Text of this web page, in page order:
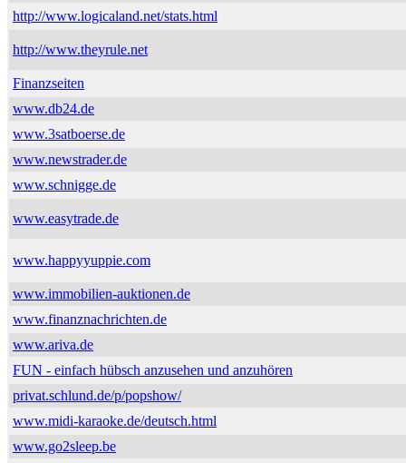
http://www.logicaland.net/stats.html
http://www.theyrule.net
Finanzseiten
www.db24.de
www.3satboerse.de
www.newstrader.de
www.schnigge.de
www.easytrade.de
www.happyyuppie.com
www.immobilien-auktionen.de
www.finanznachrichten.de
www.ariva.de
FUN - einfach hübsch anzusehen und anzuhören
privat.schlund.de/p/popshow/
www.midi-karaoke.de/deutsch.html
www.go2sleep.be